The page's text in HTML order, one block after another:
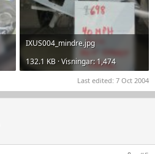
IXUS004_mindre.jpg
132.1 KB · Visningar: 1,474
Last edited: 7 Oct 2004